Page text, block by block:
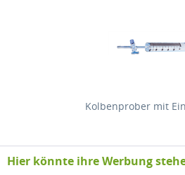
Kolbenprober mit
Hier könnte ihre Werbung